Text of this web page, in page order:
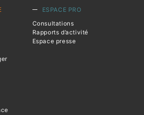
ESPACE PRO
Consultations
Rapports d’activité
Espace presse